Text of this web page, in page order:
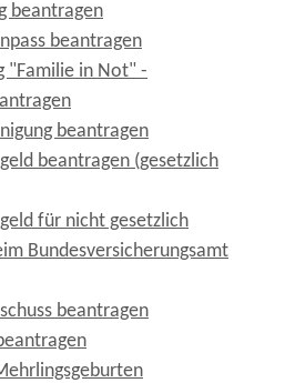
beantragen
beantragen
"Familie in Not" -
beantragen
beantragen (gesetzlich
für nicht gesetzlich
Bundesversicherungsamt
beantragen